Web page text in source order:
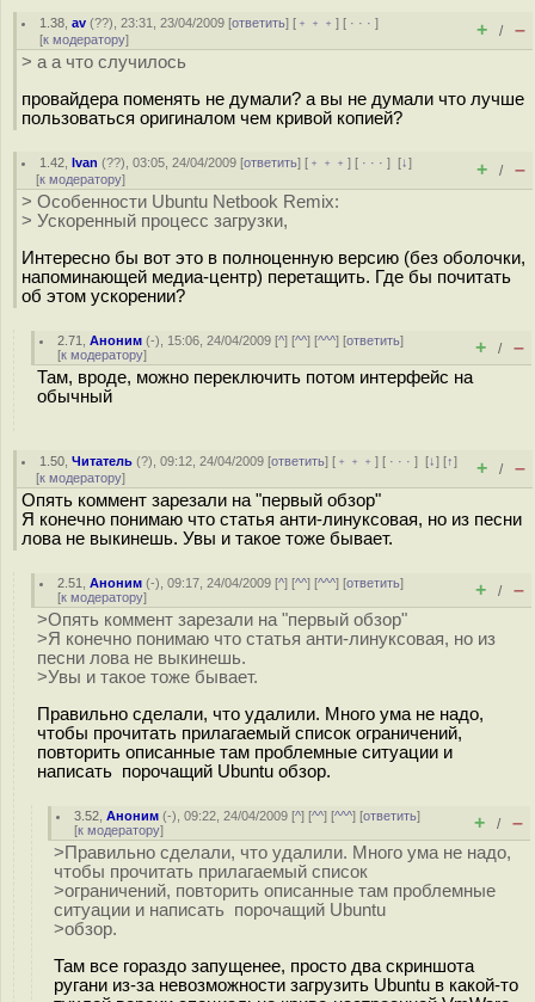
1.38 ,av (??), 23:31, 23/04/2009 [ответить] [ ﹢﹢﹢] [ · · ·]
[к модератору] + / –
> а а что случилось
провайдера поменять не думали? а вы не думали что лучше
пользоваться оригиналом чем кривой копией?
1.42 ,Ivan (??), 03:05, 24/04/2009 [ответить] [ ﹢﹢﹢] [ · · ·][↓]
[к модератору] + / –
> Особенности Ubuntu Netbook Remix:
> Ускоренный процесс загрузки,
Интересно бы вот это в полноценную версию (без оболочки,
напоминающей медиа-центр) перетащить. Где бы почитать
об этом ускорении?
2.71 ,Аноним (-), 15:06, 24/04/2009 [^] [^^] [^^^] [ответить]
[к модератору] + / –
Там, вроде, можно переключить потом интерфейс на
обычный
1.50 ,Читатель (?), 09:12, 24/04/2009 [ответить] [ ﹢﹢﹢] [ · · ·][↓] [↑]
[к модератору] + / –
Опять коммент зарезали на "первый обзор"
Я конечно понимаю что статья анти-линуксовая, но из песни
лова не выкинешь. Увы и такое тоже бывает.
2.51 ,Аноним (-), 09:17, 24/04/2009 [^] [^^] [^^^] [ответить]
[к модератору] + / –
>Опять коммент зарезали на "первый обзор"
>Я конечно понимаю что статья анти-линуксовая, но из
песни лова не выкинешь.
>Увы и такое тоже бывает.
Правильно сделали, что удалили. Много ума не надо,
чтобы прочитать прилагаемый список ограничений,
повторить описанные там проблемные ситуации и
написать порочащий Ubuntu обзор.
3.52 ,Аноним (-), 09:22, 24/04/2009 [^] [^^] [^^^] [ответить]
[к модератору] + / –
>Правильно сделали, что удалили. Много ума не надо,
чтобы прочитать прилагаемый список
>ограничений, повторить описанные там проблемные
ситуации и написать порочащий Ubuntu
>обзор.
Там все гораздо запущенее, просто два скриншота
ругани из-за невозможности загрузить Ubuntu в какой-то